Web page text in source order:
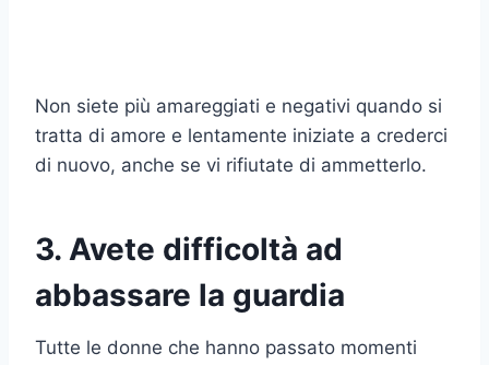
Non siete più amareggiati e negativi quando si
tratta di amore e lentamente iniziate a crederci
di nuovo, anche se vi rifiutate di ammetterlo.
3. Avete difficoltà ad
abbassare la guardia
Tutte le donne che hanno passato momenti